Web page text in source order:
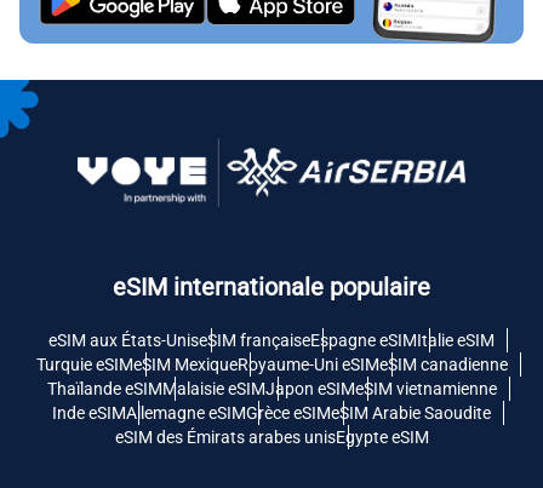
eSIM internationale populaire
eSIM aux États-UniseSIM françaiseEspagne eSIMItalie eSIM
Turquie eSIMeSIM MexiqueRoyaume-Uni eSIMeSIM canadienne
Thaïlande eSIMMalaisie eSIMJapon eSIMeSIM vietnamienne
Inde eSIMAllemagne eSIMGrèce eSIMeSIM Arabie Saoudite
eSIM des Émirats arabes unisEgypte eSIM